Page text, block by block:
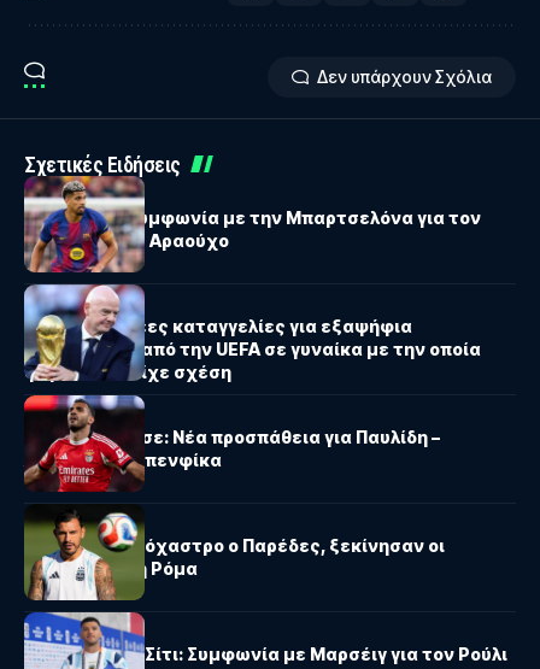
Δεν υπάρχουν Σχόλια
Σχετικές Ειδήσεις
PREMIER LEAGUE
Λίβερπουλ: Συμφωνία με την Μπαρτσελόνα για τον
δανεισμό του Αραούχο
ΔΙΕΘΝΗ
Ινφαντίνο: Νέες καταγγελίες για εξαψήφια
αποζημίωση από την UEFA σε γυναίκα με την οποία
φέρεται να είχε σχέση
SÜPER LIG
Φενέρμπαχτσε: Νέα προσπάθεια για Παυλίδη –
Ανένδοτη η Μπενφίκα
SERIE A
Μίλαν: Στο στόχαστρο ο Παρέδες, ξεκίνησαν οι
επαφές με τη Ρόμα
ΜΆΝΤΣΕΣΤΕΡ ΣΊΤΙ
Μάντσεστερ Σίτι: Συμφωνία με Μαρσέιγ για τον Ρούλι